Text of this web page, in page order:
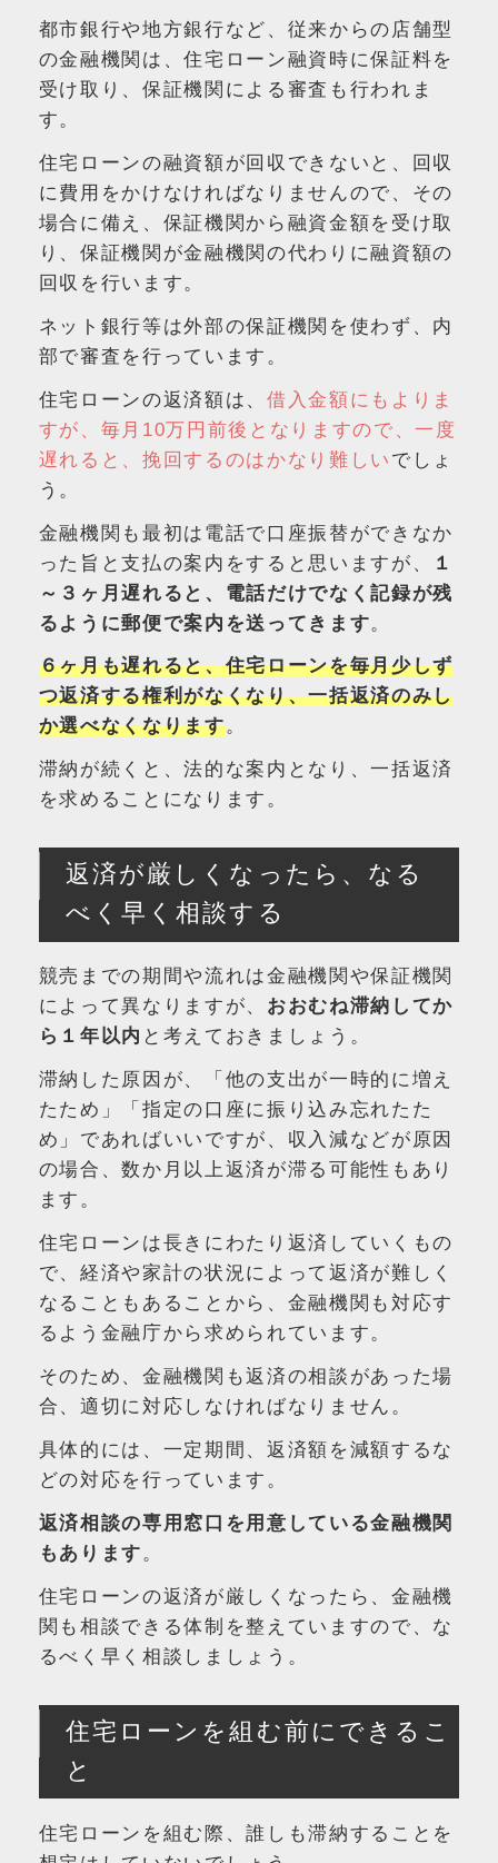
都市銀行や地方銀行など、従来からの店舗型
の金融機関は、住宅ローン融資時に保証料を
受け取り、保証機関による審査も行われま
す。
住宅ローンの融資額が回収できないと、回収
に費用をかけなければなりませんので、その
場合に備え、保証機関から融資金額を受け取
り、保証機関が金融機関の代わりに融資額の
回収を行います。
ネット銀行等は外部の保証機関を使わず、内
部で審査を行っています。
住宅ローンの返済額は、借入金額にもよりま
すが、毎月10万円前後となりますので、一度
遅れると、挽回するのはかなり難しい でしょ
う。
金融機関も最初は電話で口座振替ができなか
った旨と支払の案内をすると思いますが、
１
～３ヶ月遅れると、電話だけでなく記録が残
るように郵便で案内を送ってきます。
６ヶ月も遅れると、住宅ローンを毎月少しず
つ返済する権利がなくなり、一括返済のみし
か選べなくなります。
滞納が続くと、法的な案内となり、一括返済
を求めることになります。
返済が厳しくなったら、なる
べく早く相談する
競売までの期間や流れは金融機関や保証機関
によって異なりますが、 おおむね滞納してか
ら１年以内 と考えておきましょう。
滞納した原因が、「他の支出が一時的に増え
たため」「指定の口座に振り込み忘れたた
め」であればいいですが、収入減などが原因
の場合、数か月以上返済が滞る可能性もあり
ます。
住宅ローンは長きにわたり返済していくもの
で、経済や家計の状況によって返済が難しく
なることもあることから、金融機関も対応す
るよう金融庁から求められています。
そのため、金融機関も返済の相談があった場
合、適切に対応しなければなりません。
具体的には、一定期間、返済額を減額するな
どの対応を行っています。
返済相談の専用窓口を用意している金融機関
もあります。
住宅ローンの返済が厳しくなったら、金融機
関も相談できる体制を整えていますので、な
るべく早く相談しましょう。
住宅ローンを組む前にできるこ
と
住宅ローンを組む際、誰しも滞納することを